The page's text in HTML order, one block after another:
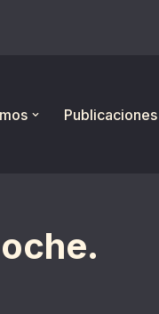
Publicaciones